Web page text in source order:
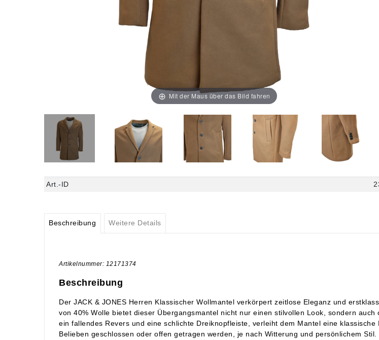
Mit der Maus über das Bild fahren
Art.-ID
Beschreibung Weitere Details
Artikelnummer: 12171374
Beschreibung
Der JACK & JONES Herren Klassischer Wollmantel verkörpert zeitlose Eleganz und
von 40% Wolle bietet dieser Übergangsmantel nicht nur einen stilvollen Look, sondern
ein fallendes Revers und eine schlichte Dreiknopfleiste, verleiht dem Mantel eine
Belieben geschlossen oder offen getragen werden, je nach Witterung und persönlichem